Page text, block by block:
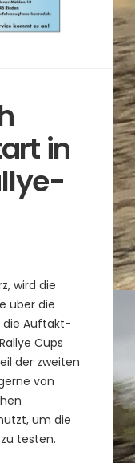
in
wird die
über die
die Auftakt-
Cups
der zweiten
von
um die
testen.